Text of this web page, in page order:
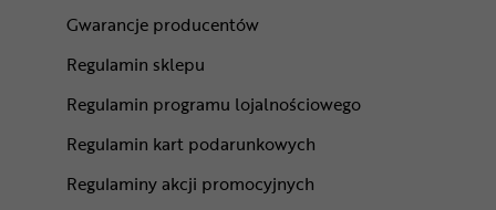
Gwarancje producentów
Regulamin sklepu
Regulamin programu lojalnościowego
Regulamin kart podarunkowych
Regulaminy akcji promocyjnych